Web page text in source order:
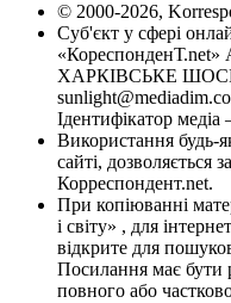
© 2000-2026,
Суб'єкт у сфері
«КореспонденТ.net»
ХАРКІВСЬКЕ ШОСЕ,
Ідентифікатор
Використання будь-
сайті, дозволяється
Корреспондент.net.
При копіюванні
і світу» , для
відкрите для
Посилання має бути
повного або